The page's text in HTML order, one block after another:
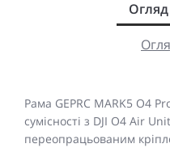
Рама GEPRC MARK5 O4
сумісності з DJI O4 Air
переопрацьованим